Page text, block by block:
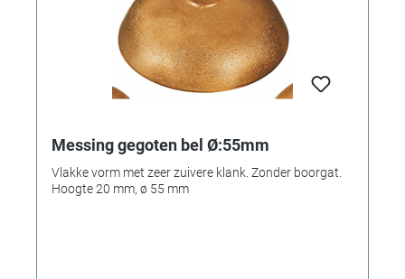
Messing gegoten bel Ø:55mm
Vlakke vorm met zeer zuivere klank. Zonder boorgat.
Hoogte 20 mm, ø 55 mm